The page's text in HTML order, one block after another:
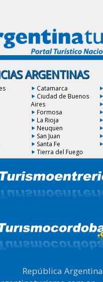
ARGENTINAS
Catamarca
Ciudad de Buenos
Aires
Formosa
La Rioja
Neuquen
San Juan
Santa Fe
Tierra del Fuego
República Argentina